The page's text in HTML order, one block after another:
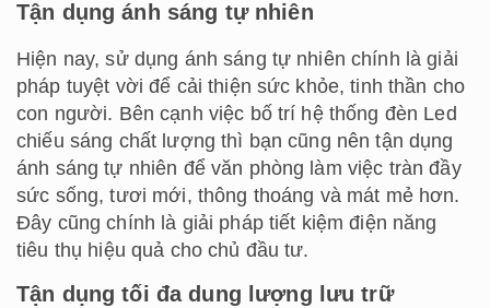
Tận dụng ánh sáng tự nhiên
Hiện nay, sử dụng ánh sáng tự nhiên chính là giải
pháp tuyệt vời để cải thiện sức khỏe, tinh thần cho
con người. Bên cạnh việc bố trí hệ thống đèn Led
chiếu sáng chất lượng thì bạn cũng nên tận dụng
ánh sáng tự nhiên để văn phòng làm việc tràn đầy
sức sống, tươi mới, thông thoáng và mát mẻ hơn.
Đây cũng chính là giải pháp tiết kiệm điện năng
tiêu thụ hiệu quả cho chủ đầu tư.
Tận dụng tối đa dung lượng lưu trữ